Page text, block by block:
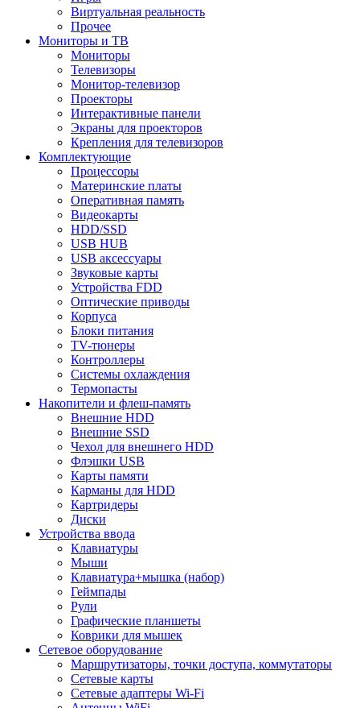
Виртуальная реальность
Прочее
Мониторы и ТВ
Мониторы
Телевизоры
Монитор-телевизор
Проекторы
Интерактивные панели
Экраны для проекторов
Крепления для телевизоров
Комплектующие
Процессоры
Материнские платы
Оперативная память
Видеокарты
HDD/SSD
USB HUB
USB аксессуары
Звуковые карты
Устройства FDD
Оптические приводы
Корпуса
Блоки питания
TV-тюнеры
Контроллеры
Системы охлаждения
Термопасты
Накопители и флеш-память
Внешние HDD
Внешние SSD
Чехол для внешнего HDD
Флэшки USB
Карты памяти
Карманы для HDD
Картридеры
Диски
Устройства ввода
Клавиатуры
Мыши
Клавиатура+мышка (набор)
Геймпады
Рули
Графические планшеты
Коврики для мышек
Сетевое оборудование
Маршрутизаторы, точки доступа, коммутаторы
Сетевые карты
Сетевые адаптеры Wi-Fi